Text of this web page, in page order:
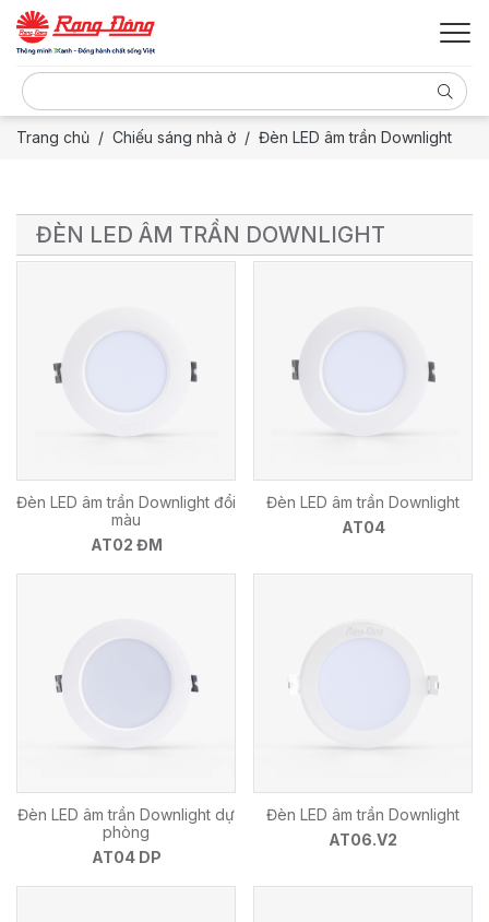
Trang chủ Chiếu sáng nhà ở Đèn LED âm trần Downlight
ĐÈN LED ÂM TRẦN DOWNLIGHT
Đèn LED âm trần Downlight đổi
màu
AT02 ĐM
Đèn LED âm trần Downlight
AT04
Đèn LED âm trần Downlight dự
phòng
AT04 DP
Đèn LED âm trần Downlight
AT06.V2